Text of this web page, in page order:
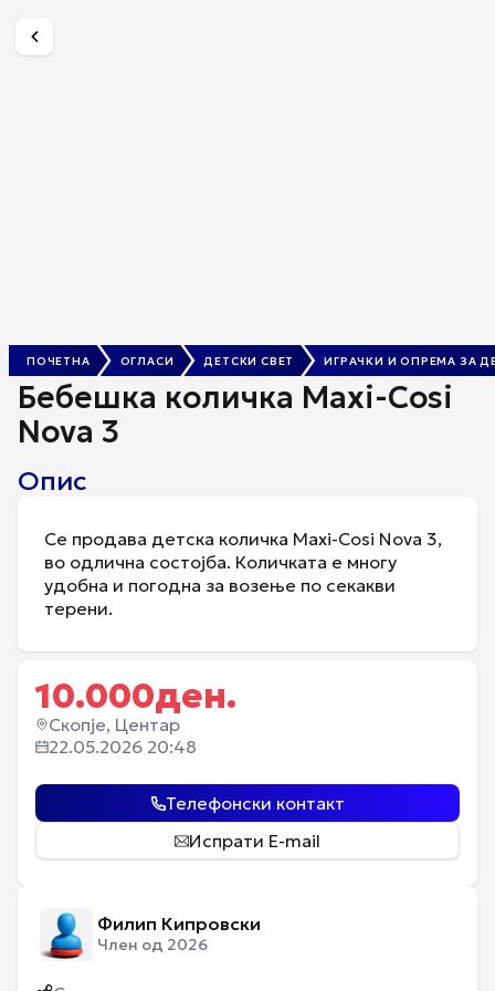
ПОЧЕТНА ОГЛАСИ ДЕТСКИ СВЕТ ИГРАЧКИ И ОПРЕМА ЗА
Бебешка количка Maxi-Cosi
Nova 3
Опис
Се продава детска количка Maxi-Cosi Nova 3,
во одлична состојба. Количката е многу
удобна и погодна за возење по секакви
терени.
10.000ден.
Скопје, Центар
22.05.2026 20:48
Телефонски контакт
Испрати E-mail
Филип Кипровски
Член од 2026